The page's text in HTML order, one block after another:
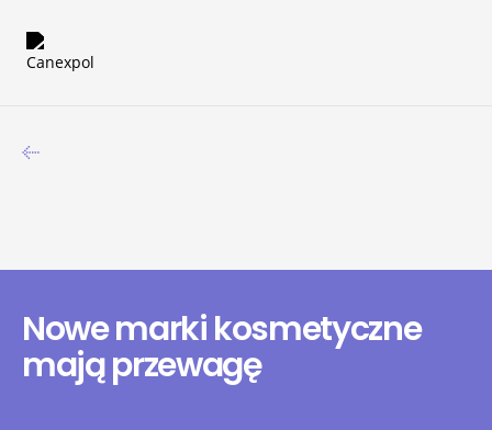
Nowe marki kosmetyczne
mają przewagę